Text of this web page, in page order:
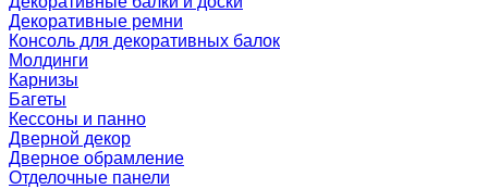
Декоративные ремни
Консоль для декоративных балок
Молдинги
Карнизы
Багеты
Кессоны и панно
Дверной декор
Дверное обрамление
Отделочные панели